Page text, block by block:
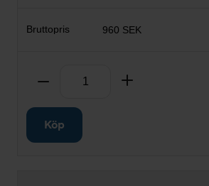
960 SEK
Ta bort
Köp